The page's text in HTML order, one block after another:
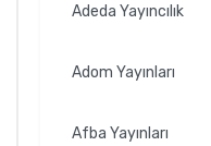
Adeda Yayıncılık
Adom Yayınları
Afba Yayınları